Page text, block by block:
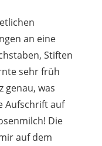
an eine
Stiften
sehr früh
genau, was
Aufschrift auf
Die
auf dem